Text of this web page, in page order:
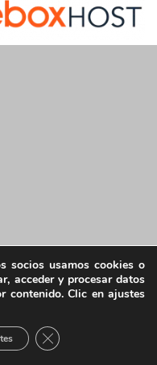
socios usamos cookies o
acceder y procesar datos
contenido. Clic en ajustes
Cerrar el banner de